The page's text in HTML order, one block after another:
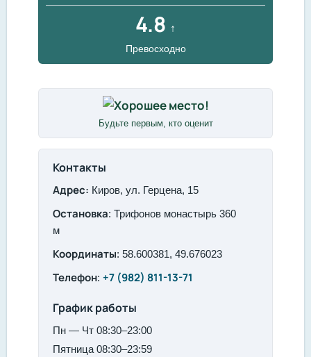
4.8 ↑
Превосходно
Будьте первым, кто оценит
Контакты
Адрес: Киров, ул. Герцена, 15
Остановка: Трифонов монастырь 360
м
Координаты: 58.600381, 49.676023
Телефон: +7 (982) 811-13-71
График работы
Пн — Чт 08:30–23:00
Пятница 08:30–23:59